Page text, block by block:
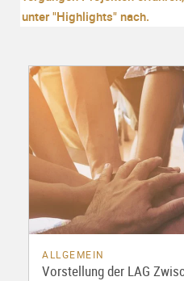
unter "Highlights" nach.
ALLGEMEIN
Vorstellung der LAG